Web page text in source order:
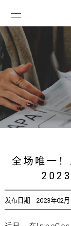
全场唯一
2023
发布日期 2023年02月